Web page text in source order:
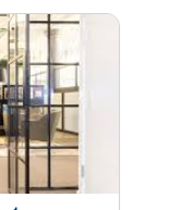
förstå
nivå
förändring i
bara är en
men